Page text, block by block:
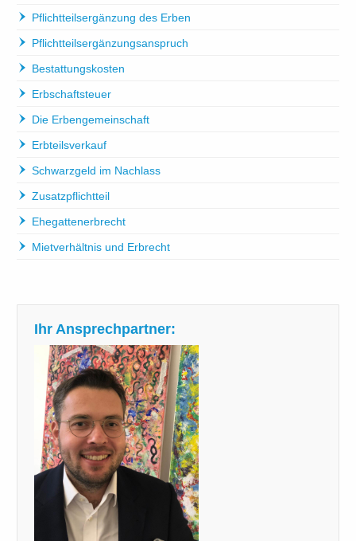
Pflichtteilsergänzung des Erben
Pflichtteilsergänzungsanspruch
Bestattungskosten
Erbschaftsteuer
Die Erbengemeinschaft
Erbteilsverkauf
Schwarzgeld im Nachlass
Zusatzpflichtteil
Ehegattenerbrecht
Mietverhältnis und Erbrecht
Ihr Ansprechpartner: